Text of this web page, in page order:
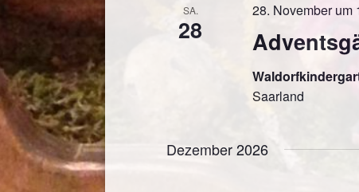
SA.
28
28. November um
Saarland
Dezember 2026